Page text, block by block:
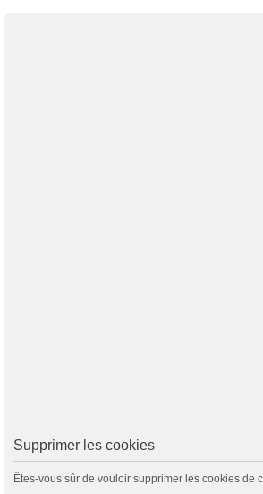
Supprimer les cookies
Êtes-vous sûr de vouloir supprimer les cookies de